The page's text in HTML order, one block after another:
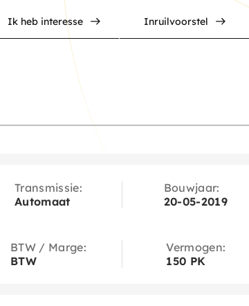
Ik heb interesse Inruilvoorstel
Transmissie:
Automaat
Bouwjaar:
20-05-2019
BTW / Marge:
BTW
Vermogen:
150 PK